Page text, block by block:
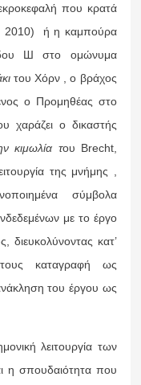
που κρατά
2010) ή η καμπούρα
Ш στο ομώνυμα
του Χόρν , ο βράχος
ο Προμηθέας στο
χαράζει ο δικαστής
κιμωλία του Brecht,
της μνήμης ,
σύμβολα
με το έργο
κατ’
καταγραφή ως
του έργου ως
λειτουργία των
η σπουδαιότητα που